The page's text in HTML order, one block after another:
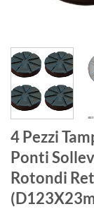
4 Pezzi
Ponti
Rotondi